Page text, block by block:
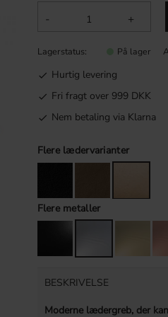
+
-
Lagerstatus På lager
Hurtig levering
Fri fragt over 999 DKK
Nem betaling via Klarna
Flere lædervarianter
Flere metaller
BESKRIVELSE
Moderne lædergreb, der